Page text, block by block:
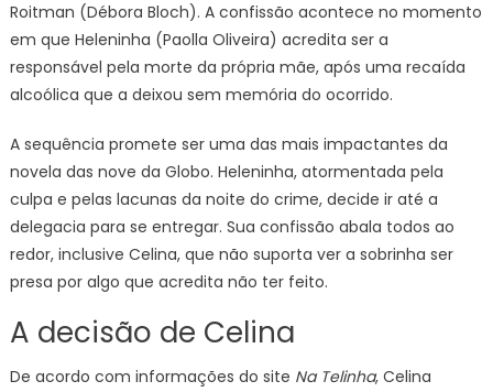
o
e
na
Roitman (Débora Bloch). A confissão acontece no momento
em que Heleninha (Paolla Oliveira) acredita ser a
responsável pela morte da própria mãe, após uma recaída
alcoólica que a deixou sem memória do ocorrido.
A sequência promete ser uma das mais impactantes da
novela das nove da Globo. Heleninha, atormentada pela
culpa e pelas lacunas da noite do crime, decide ir até a
delegacia para se entregar. Sua confissão abala todos ao
redor, inclusive Celina, que não suporta ver a sobrinha ser
presa por algo que acredita não ter feito.
A decisão de Celina
De acordo com informações do site Na Telinha, Celina